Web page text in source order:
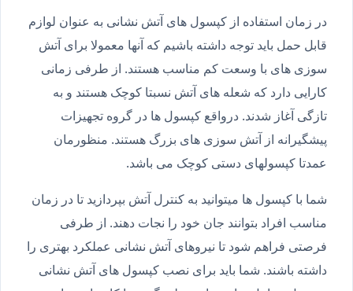
در زمان استفاده از کپسول های آتش نشانی به عنوان لوازم
قابل حمل باید توجه داشته باشیم که آنها معمولا برای آتش
سوزی های با وسعت کم مناسب هستند. از طرفی زمانی
کارایی دارد که شعله های آتش نسبتا کوچک هستند و به
تازگی آغاز شدند. درواقع کپسول ها در گروه تجهیزات
پیشگیرانه از آتش سوزی های بزرگ هستند. منظورمان
عمدتا کپسولهای دستی کوچک می باشد.
شما با کپسول ها میتوانید به کنترل آتش بپردازید تا در زمان
مناسب افراد بتوانند جان خود را نجات دهند. از طرفی
فرصتی فراهم شود تا نیروهای آتش نشانی عملکرد بهتری را
داشته باشند. شما باید برای نصب کپسول های آتش نشانی